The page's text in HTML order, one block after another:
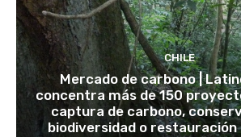
CHILE
Mercado de carbono |
concentra más de 150
captura de carbono,
biodiversidad o restauración